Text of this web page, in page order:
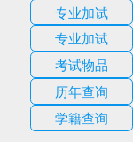
专业加试
专业加试
考试物品
历年查询
学籍查询